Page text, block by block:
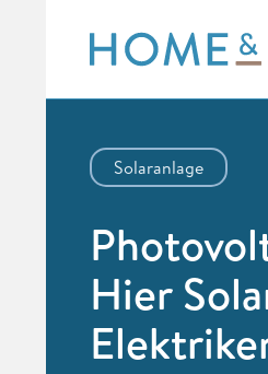
content
Solaranlage
Hier